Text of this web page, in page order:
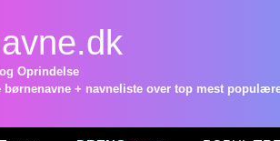
Oprindelse
børnenavne + navneliste over top mest